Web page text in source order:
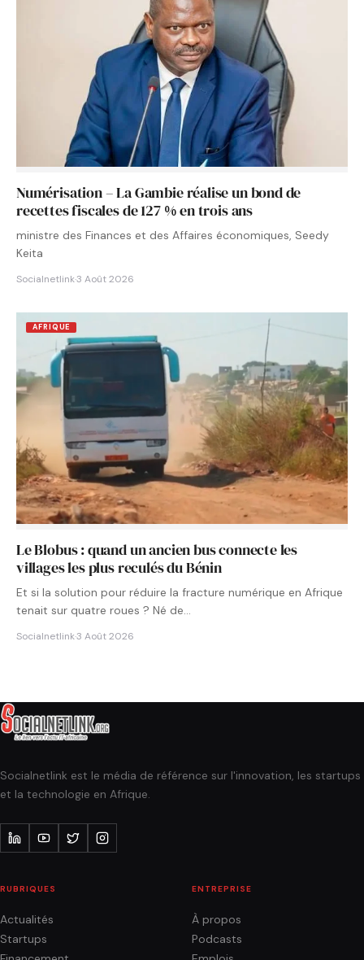
Numérisation – La Gambie réalise un bond de
recettes fiscales de 127 % en trois ans
ministre des Finances et des Affaires économiques, Seedy
Keita
Socialnetlink·3 Août 2026
AFRIQUE
Le Blobus : quand un ancien bus connecte les
villages les plus reculés du Bénin
Et si la solution pour réduire la fracture numérique en Afrique
tenait sur quatre roues ? Né de…
Socialnetlink·3 Août 2026
Socialnetlink est le média de référence sur l'innovation, les startups
et la technologie en Afrique.
RUBRIQUES
Actualités
Startups
ENTREPRISE
À propos
Podcasts